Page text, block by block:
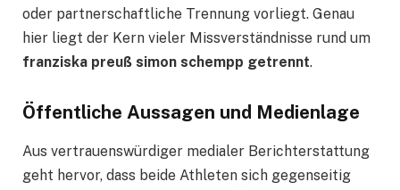
oder partnerschaftliche Trennung vorliegt. Genau
hier liegt der Kern vieler Missverständnisse rund um
franziska preuß simon schempp getrennt.
Öffentliche Aussagen und Medienlage
Aus vertrauenswürdiger medialer Berichterstattung
geht hervor, dass beide Athleten sich gegenseitig